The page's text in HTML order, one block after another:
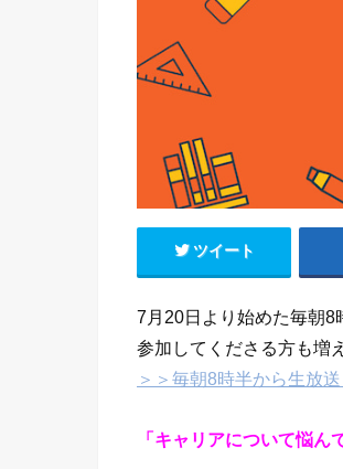
ツイート
7月20日より始めた毎朝8
参加してくださる方も増
＞＞毎朝8時半から生放
「キャリアについて悩ん